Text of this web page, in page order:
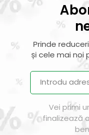
Prinde
și cele mai noi
Vei primi
finalizează